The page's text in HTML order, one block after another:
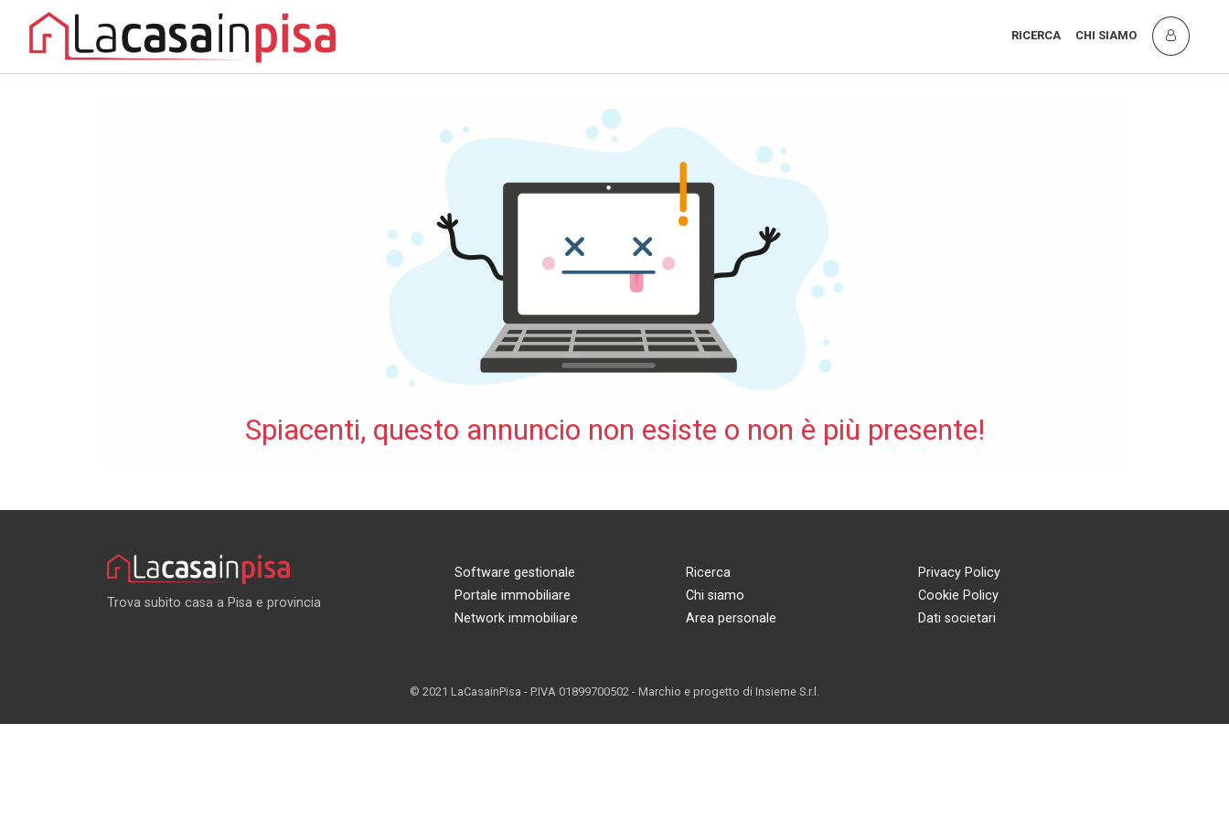
RICERCA CHI SIAMO
Spiacenti, questo annuncio non esiste o non è più presente!
Trova subito casa a Pisa e provincia
Software gestionale
Portale immobiliare
Network immobiliare
Ricerca
Chi siamo
Area personale
Privacy Policy
Cookie Policy
Dati societari
© 2021 LaCasainPisa - P.IVA 01899700502 - Marchio e progetto di Insieme S.r.l.